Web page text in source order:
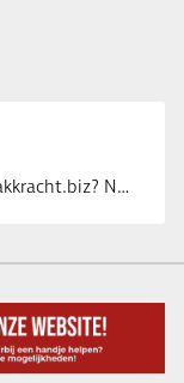
Uw vacature voor 4 weken op www.pakkracht.biz? Neem dan contact op met Yannick van …